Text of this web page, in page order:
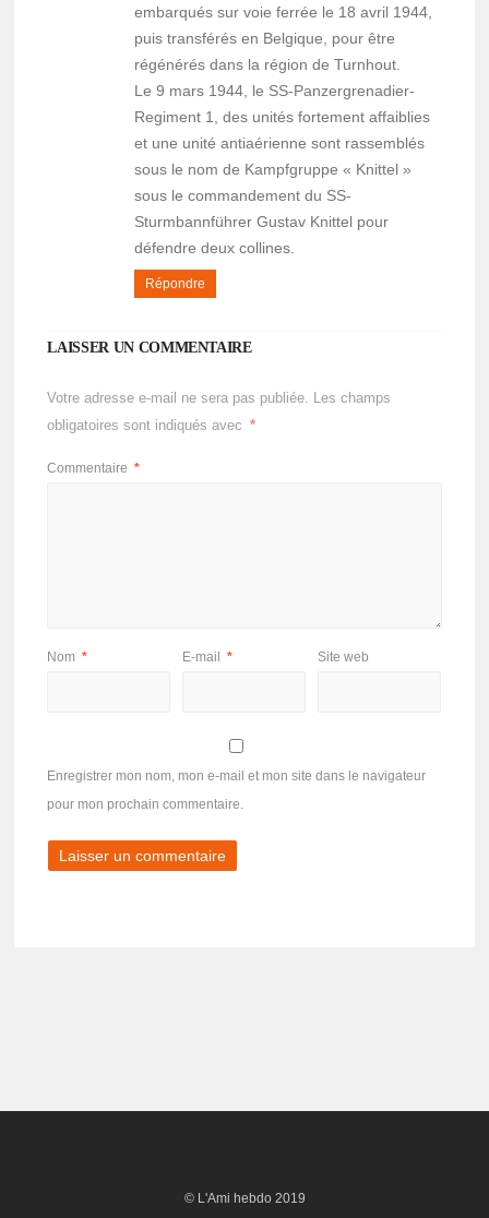
embarqués sur voie ferrée le 18 avril 1944,
puis transférés en Belgique, pour être
régénérés dans la région de Turnhout.
Le 9 mars 1944, le SS-Panzergrenadier-
Regiment 1, des unités fortement affaiblies
et une unité antiaérienne sont rassemblés
sous le nom de Kampfgruppe « Knittel »
sous le commandement du SS-
Sturmbannführer Gustav Knittel pour
défendre deux collines.
Répondre
LAISSER UN COMMENTAIRE
Votre adresse e-mail ne sera pas publiée. Les champs
obligatoires sont indiqués avec
*
Commentaire *
Nom * E-mail * Site web
Enregistrer mon nom, mon e-mail et mon site dans le navigateur
pour mon prochain commentaire.
© L'Ami hebdo 2019